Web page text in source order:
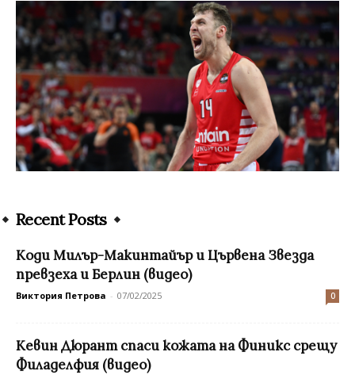
Recent Posts
Коди Милър-Макинтайър и Цървена Звезда
превзеха и Берлин (видео)
Виктория Петрова - 07/02/2025 0
Кевин Дюрант спаси кожата на Финикс срещу
Филаделфия (видео)